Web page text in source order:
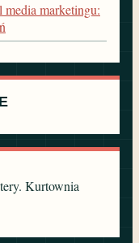
marketingu:
Kurtownia